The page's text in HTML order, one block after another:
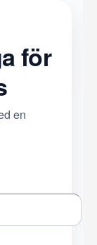
för
en